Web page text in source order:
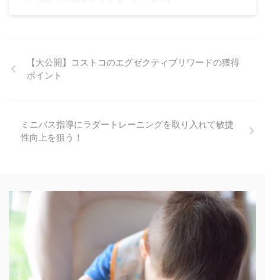
【大公開】コストコのエグゼクティブリワードの獲得
ポイント
ミニバス指導にラダートレーニングを取り入れて敏捷
性向上を狙う！